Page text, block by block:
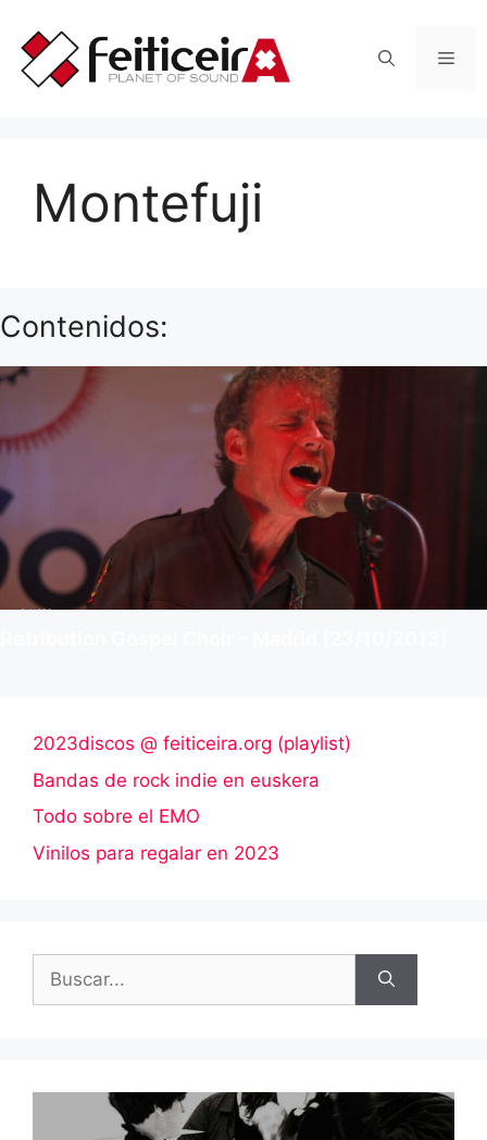
contenido
Montefuji
Contenidos:
2023discos @ feiticeira.org (playlist)
Bandas de rock indie en euskera
Todo sobre el EMO
Vinilos para regalar en 2023